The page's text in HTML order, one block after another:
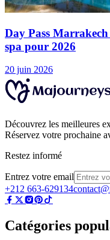
Day Pass
spa pour 2026
20 juin 2026
Découvrez les meilleures
Réservez votre prochaine
Restez informé
Entrez votre email
+212 663-629134
Catégories